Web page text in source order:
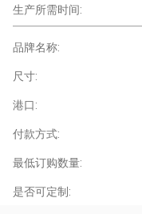
生产所需时间:
品牌名称:
尺寸:
港口:
付款方式:
最低订购数量:
是否可定制: